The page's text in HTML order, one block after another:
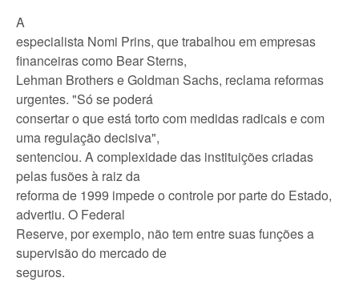
A
especialista Nomi Prins, que trabalhou em empresas
financeiras como Bear Sterns,
Lehman Brothers e Goldman Sachs, reclama reformas
urgentes. "Só se poderá
consertar o que está torto com medidas radicais e com
uma regulação decisiva",
sentenciou. A complexidade das instituições criadas
pelas fusões à raiz da
reforma de 1999 impede o controle por parte do Estado,
advertiu. O Federal
Reserve, por exemplo, não tem entre suas funções a
supervisão do mercado de
seguros.